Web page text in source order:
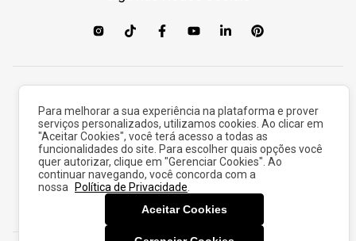
Para melhorar a sua experiência na plataforma e prover
serviços personalizados, utilizamos cookies. Ao clicar em
"Aceitar Cookies", você terá acesso a todas as
funcionalidades do site. Para escolher quais opções você
quer autorizar, clique em "Gerenciar Cookies". Ao
continuar navegando, você concorda com a
nossa
Política de Privacidade
Aceitar Cookies